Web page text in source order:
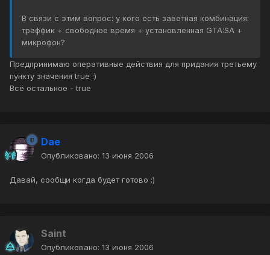
В связи с этим вопрос: у кого есть заветная комбинация:
траффик + свободное время + установленная GTA:SA +
микрофон?
Предпринимаю оперативные действия для придания третьему
пункту значения true :)
Всё остальное - true
Dae
Опубликовано: 13 июня 2006
Давай, сообщи когда будет готово :)
Saint
Опубликовано: 13 июня 2006